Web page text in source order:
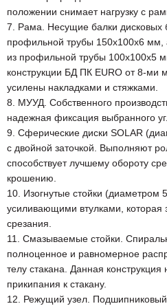
положении снимает нагрузку с
7. Рама. Несущие балки дисковых
профильной трубы 150х100х6 мм,
из профильной трубы 100х100х5
конструкции БД ПК EURO от 8-ми
усилены накладками и стяжками.
8. МУУД. Собственного
надежная фиксация выбранного
9. Сферические диски SOLAR
с двойной заточкой. Выполняют
способствует лучшему обороту
крошению.
10. Изогнутые стойки (диаметром
усиливающими втулками, которая
срезания.
11. Смазываемые стойки.
полноценное и равномерное
телу стакана. Данная
прикипания к стакану.
12. Режущий узел.